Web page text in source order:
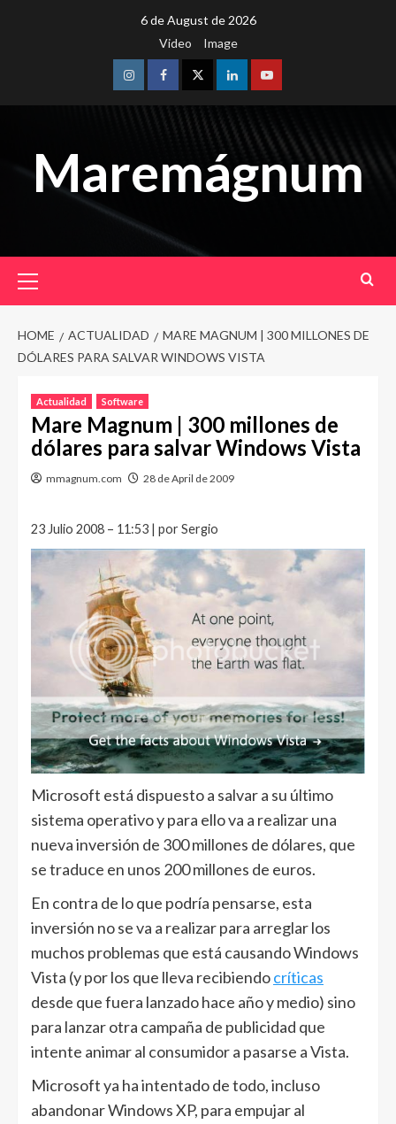
6 de August de 2026
Video
Image
InstagramFacebookTwitterLinkedinYoutube
Maremágnum
Menu
HOME ACTUALIDAD
MARE MAGNUM | 300 MILLONES DE
DÓLARES PARA SALVAR WINDOWS VISTA
Actualidad Software
Mare Magnum | 300 millones de
dólares para salvar Windows Vista
mmagnum.com 28 de April de 2009
23 Julio 2008 – 11:53 | por Sergio
Microsoft está dispuesto a salvar a su último
sistema operativo y para ello va a realizar una
nueva inversión de 300 millones de dólares, que
se traduce en unos 200 millones de euros.
En contra de lo que podría pensarse, esta
inversión no se va a realizar para arreglar los
muchos problemas que está causando Windows
Vista (y por los que lleva recibiendocríticas
desde que fuera lanzado hace año y medio) sino
para lanzar otra campaña de publicidad que
intente animar al consumidor a pasarse a Vista.
Microsoft ya ha intentado de todo, incluso
abandonar Windows XP, para empujar al